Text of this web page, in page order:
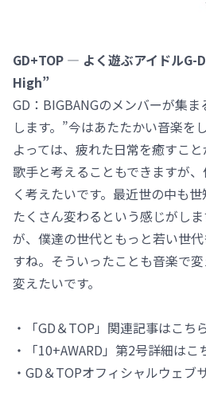
GD+TOP ― よく遊ぶアイドルG-
High”
GD：BIGBANGのメンバーが集
します。”今はあたたかい音楽
よっては、疲れた日常を癒すこ
歌手と考えることもできますが
く考えたいです。最近世の中も
たくさん変わるという感じがし
が、僕達の世代ともっと若い世
すね。そういったことも音楽で
変えたいです。
・「GD＆TOP」関連記事はこち
・「10+AWARD」第2号詳細はこ
・GD＆TOPオフィシャルウェブ